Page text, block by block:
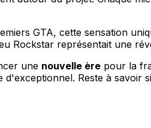
GTA, cette sensation
Rockstar représentait une
une nouvelle ère pour la
Reste à